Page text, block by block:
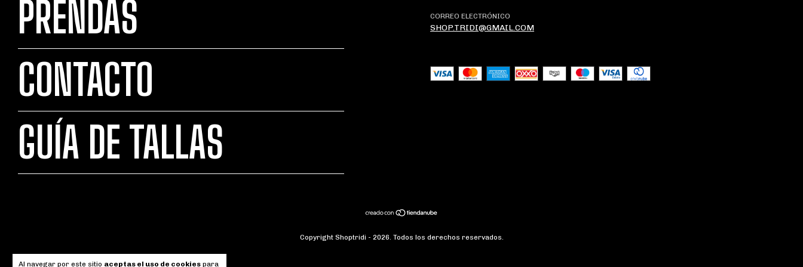
Al navegar por este sitio aceptas el uso de cookies para
PRENDAS
CONTACTO
GUÍA DE TALLAS
CORREO ELECTRÓNICO
SHOP.TRIDI@GMAIL.COM
Copyright Shoptridi - 2026. Todos los derechos reservados.